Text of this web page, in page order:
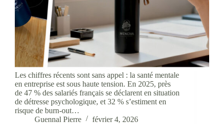
Les chiffres récents sont sans appel : la santé mentale
en entreprise est sous haute tension. En 2025, près
de 47 % des salariés français se déclarent en situation
de détresse psychologique, et 32 % s’estiment en
risque de burn-out…
Guennal Pierre
février 4, 2026